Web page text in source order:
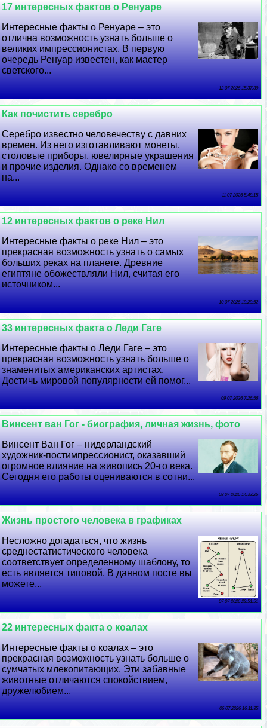
17 интересных фактов о Ренуаре
Интересные факты о Ренуаре – это
отлична возможность узнать больше о
великих импрессионистах. В первую
очередь Ренуар известен, как мастер
светского...
12 07 2026 15:37:39
Как почистить серебро
Серебро известно человечеству с давних
времен. Из него изготавливают монеты,
столовые приборы, ювелирные украшения
и прочие изделия. Однако со временем
на...
11 07 2026 5:48:15
12 интересных фактов о реке Нил
Интересные факты о реке Нил – это
прекрасная возможность узнать о самых
больших реках на планете. Древние
египтяне обожествляли Нил, считая его
источником...
10 07 2026 19:29:52
33 интересных факта о Леди Гаге
Интересные факты о Леди Гаге – это
прекрасная возможность узнать больше о
знаменитых американских артистах.
Достичь мировой популярности ей помог...
09 07 2026 7:26:56
Винсент ван Гог - биография, личная жизнь, фото
Винсент Ван Гог – нидерландский
художник-постимпрессионист, оказавший
огромное влияние на живопись 20-го века.
Сегодня его работы оцениваются в сотни...
08 07 2026 14:33:26
Жизнь простого человека в графиках
Несложно догадаться, что жизнь
среднестатистического человека
соответствует определенному шаблону, то
есть является типовой. В данном посте вы
можете...
07 07 2026 22:51:51
22 интересных факта о коалах
Интересные факты о коалах – это
прекрасная возможность узнать больше о
сумчатых млекопитающих. Эти забавные
животные отличаются спокойствием,
дружелюбием...
06 07 2026 16:11:35